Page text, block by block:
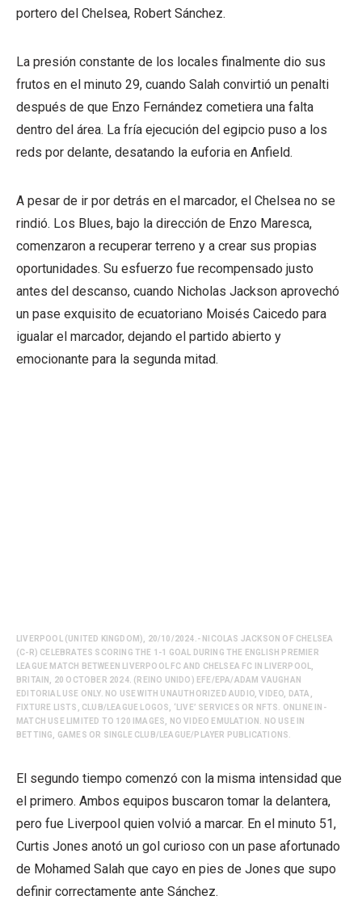
portero del Chelsea, Robert Sánchez.
La presión constante de los locales finalmente dio sus
frutos en el minuto 29, cuando Salah convirtió un penalti
después de que Enzo Fernández cometiera una falta
dentro del área. La fría ejecución del egipcio puso a los
reds por delante, desatando la euforia en Anfield.
A pesar de ir por detrás en el marcador, el Chelsea no se
rindió. Los Blues, bajo la dirección de Enzo Maresca,
comenzaron a recuperar terreno y a crear sus propias
oportunidades. Su esfuerzo fue recompensado justo
antes del descanso, cuando Nicholas Jackson aprovechó
un pase exquisito de ecuatoriano Moisés Caicedo para
igualar el marcador, dejando el partido abierto y
emocionante para la segunda mitad.
LIVERPOOL (UNITED KINGDOM), 20/10/2024.- NICOLAS JACKSON OF CHELSEA
(C-R) CELEBRATES SCORING THE 1-1 GOAL DURING THE ENGLISH PREMIER
LEAGUE MATCH BETWEEN LIVERPOOL FC AND CHELSEA FC IN LIVERPOOL,
BRITAIN, 20 OCTOBER 2024. (REINO UNIDO) EFE/EPA/ADAM VAUGHAN
EDITORIAL USE ONLY. NO USE WITH UNAUTHORIZED AUDIO, VIDEO, DATA,
FIXTURE LISTS, CLUB/LEAGUE LOGOS, ‘LIVE’ SERVICES OR NFTS. ONLINE IN-
MATCH USE LIMITED TO 120 IMAGES, NO VIDEO EMULATION. NO USE IN
BETTING, GAMES OR SINGLE CLUB/LEAGUE/PLAYER PUBLICATIONS.
El segundo tiempo comenzó con la misma intensidad que
el primero. Ambos equipos buscaron tomar la delantera,
pero fue Liverpool quien volvió a marcar. En el minuto 51,
Curtis Jones anotó un gol curioso con un pase afortunado
de Mohamed Salah que cayo en pies de Jones que supo
definir correctamente ante Sánchez.